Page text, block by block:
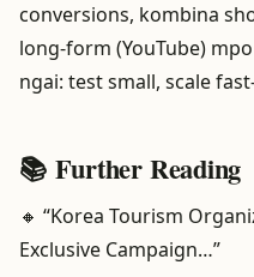
conversions, kombina
long‑form (YouTube)
ngai: test small, scale
📚 Further Reading
🔸 “Korea Tourism
Exclusive Campaign…”